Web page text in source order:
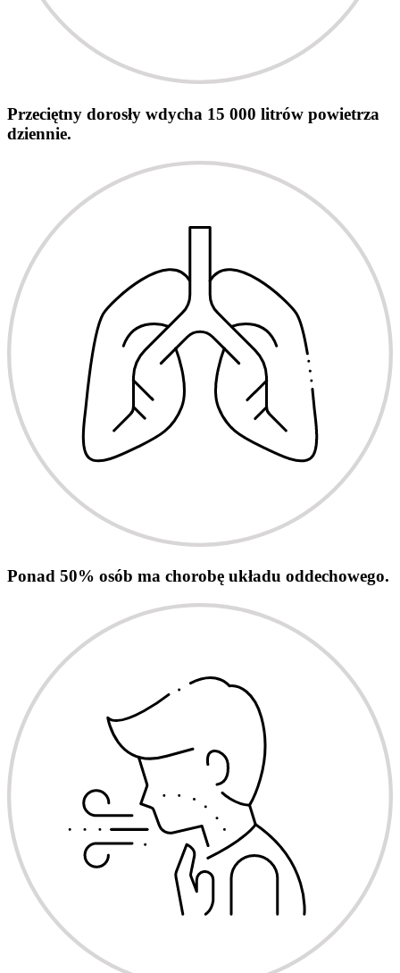
Przeciętny dorosły wdycha 15 000 litrów powietrza
dziennie.
Ponad 50% osób ma chorobę układu oddechowego.